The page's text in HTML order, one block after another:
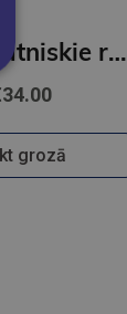
LNB Zinātniskie raksti 4 XXIV
grozā